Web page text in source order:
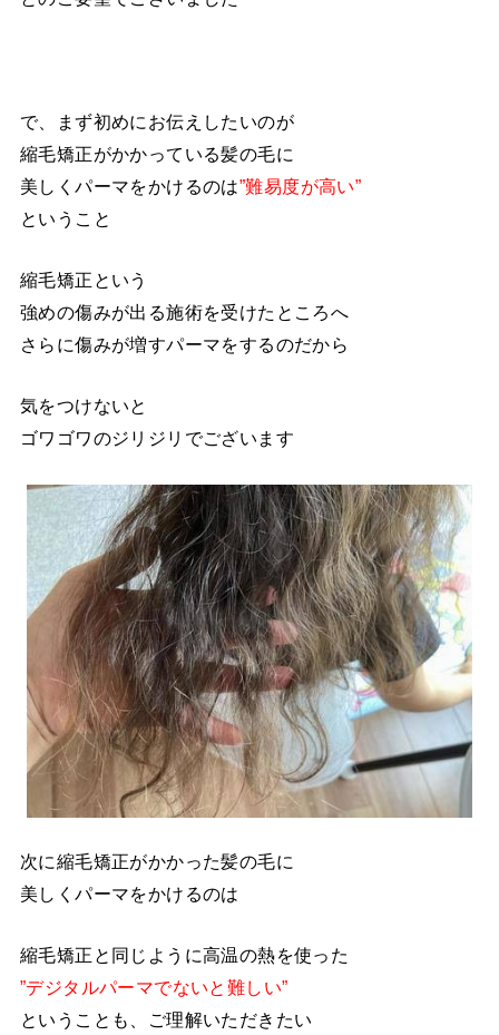
で、まず初めにお伝えしたいのが
縮毛矯正がかかっている髪の毛に
美しくパーマをかけるのは”難易度が高い”
ということ
縮毛矯正という
強めの傷みが出る施術を受けたところへ
さらに傷みが増すパーマをするのだから
気をつけないと
ゴワゴワのジリジリでございます
次に縮毛矯正がかかった髪の毛に
美しくパーマをかけるのは
縮毛矯正と同じように高温の熱を使った
”デジタルパーマでないと難しい”
ということも、ご理解いただきたい